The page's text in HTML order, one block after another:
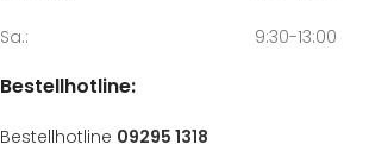
Sa.: 9:30-13:00
Bestellhotline:
Bestellhotline 09295 1318